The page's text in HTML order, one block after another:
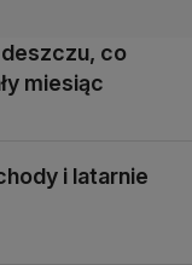
co
miesiąc
i latarnie